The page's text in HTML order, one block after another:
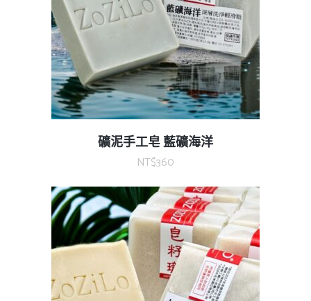
礦泥手工皂 藍礦海洋
NT$360